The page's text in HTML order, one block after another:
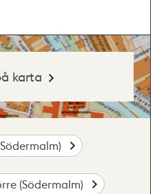
karta
(Södermalm)